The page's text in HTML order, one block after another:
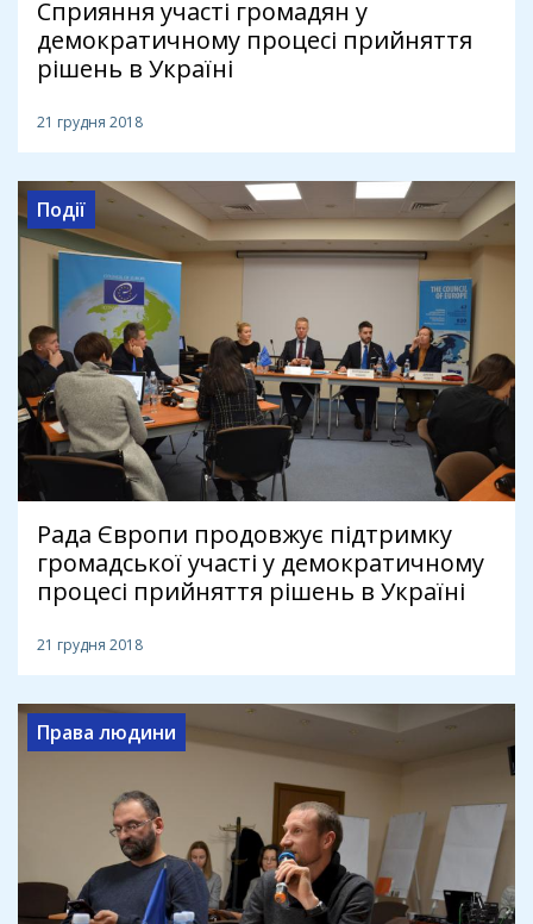
Сприяння участі громадян у
демократичному процесі прийняття
рішень в Україні
21 грудня 2018
Події
Рада Європи продовжує підтримку
громадської участі у демократичному
процесі прийняття рішень в Україні
21 грудня 2018
Права людини